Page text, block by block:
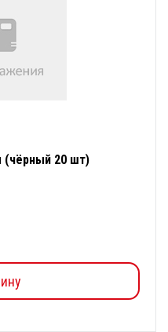
(чёрный 20 шт)